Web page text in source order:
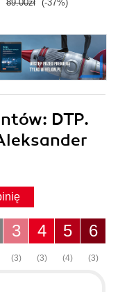
89.00zł (-37%)
DTP.
6
(3)
5
(4)
4
(3)
3
(3)